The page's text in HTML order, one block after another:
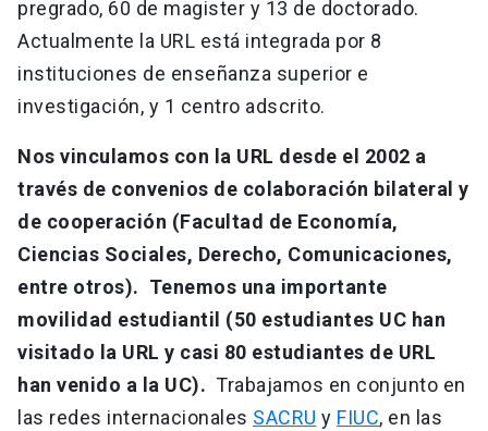
pregrado, 60 de magister y 13 de doctorado.
Actualmente la URL está integrada por 8
instituciones de enseñanza superior e
investigación, y 1 centro adscrito.
Nos vinculamos con la URL desde el 2002 a
través de convenios de colaboración bilateral y
de cooperación (Facultad de Economía,
Ciencias Sociales, Derecho, Comunicaciones,
entre otros). Tenemos una importante
movilidad estudiantil (50 estudiantes UC han
visitado la URL y casi 80 estudiantes de URL
han venido a la UC). Trabajamos en conjunto en
las redes internacionales SACRU y FIUC, en las